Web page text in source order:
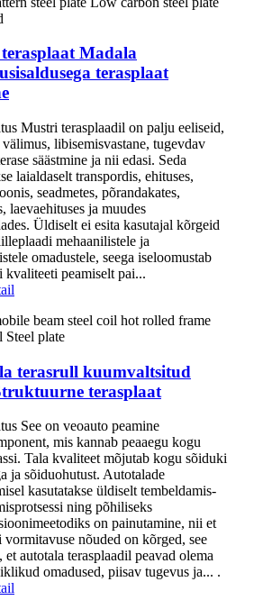
Madala
terasplaat
Mustri terasplaadil on palju eeliseid,
libisemisvastane, tugevdav
säästmine ja nii edasi. Seda
laialdaselt transpordis, ehituses,
seadmetes, põrandakates,
laevaehituses ja muudes
Üldiselt ei esita kasutajal kõrgeid
mehaanilistele ja
omadustele, seega iseloomustab
kvaliteeti peamiselt pai...
terasrull kuumvaltsitud
terasplaat
See on veoauto peamine
mis kannab peaaegu kogu
Tala kvaliteet mõjutab kogu sõiduki
ja sõiduohutust. Autotalade
kasutatakse üldiselt tembeldamis-
ning põhiliseks
on painutamine, nii et
vormitavuse nõuded on kõrged, see
et autotala terasplaadil peavad olema
omadused, piisav tugevus ja... .